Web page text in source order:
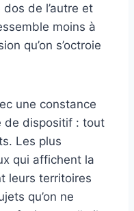
de l’autre et
moins à
qu’on s’octroie
une constance
de dispositif : tout
Les plus
qui affichent la
leurs territoires
qu’on ne